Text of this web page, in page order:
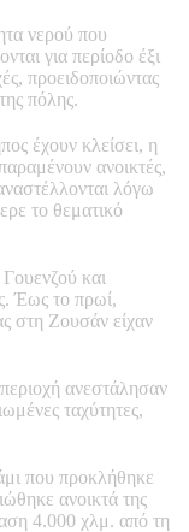
νερού που
για περίοδο έξι
προειδοποιώντας
πόλης.
έχουν κλείσει, η
ανοικτές,
λόγω
το θεματικό
και
Έως το πρωί,
στη Ζουσάν είχαν
ανεστάλησαν
ταχύτητες,
που προκλήθηκε
ανοικτά της
4.000 χλμ. από τη